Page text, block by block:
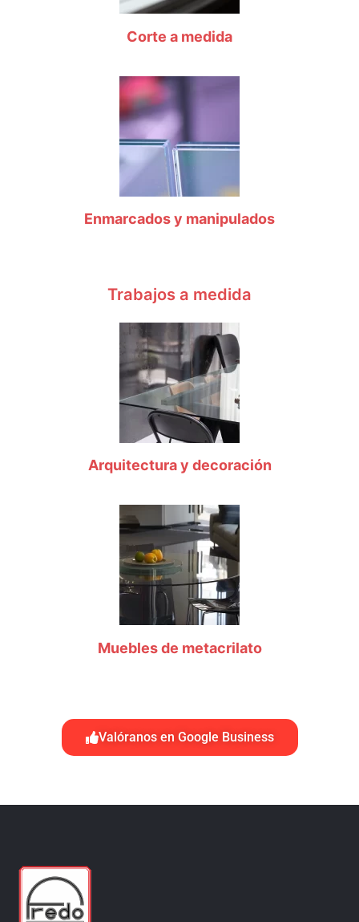
Corte a medida
Enmarcados y manipulados
Trabajos a medida
Arquitectura y decoración
Muebles de metacrilato
Valóranos en Google Business